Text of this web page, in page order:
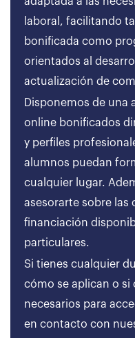
laboral, facilitando
bonificada como
orientados al
actualización de
Disponemos de una
online bonificados
y perfiles
alumnos puedan
cualquier lugar.
asesorarte sobre las
financiación
particulares.
Si tienes cualquier
cómo se aplican o si
necesarios para
en contacto con